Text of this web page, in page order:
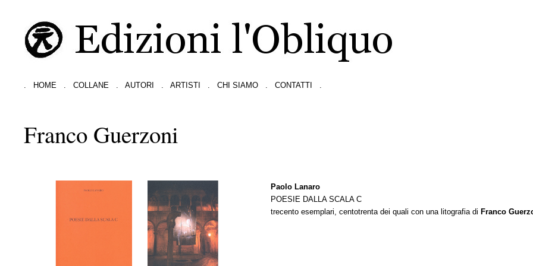
. HOME . COLLANE . AUTORI . ARTISTI . CHI SIAMO . CONTATTI .
Franco Guerzoni
Paolo Lanaro
POESIE DALLA SCALA C
trecento esemplari, centotrenta dei quali con una litografia di Franco